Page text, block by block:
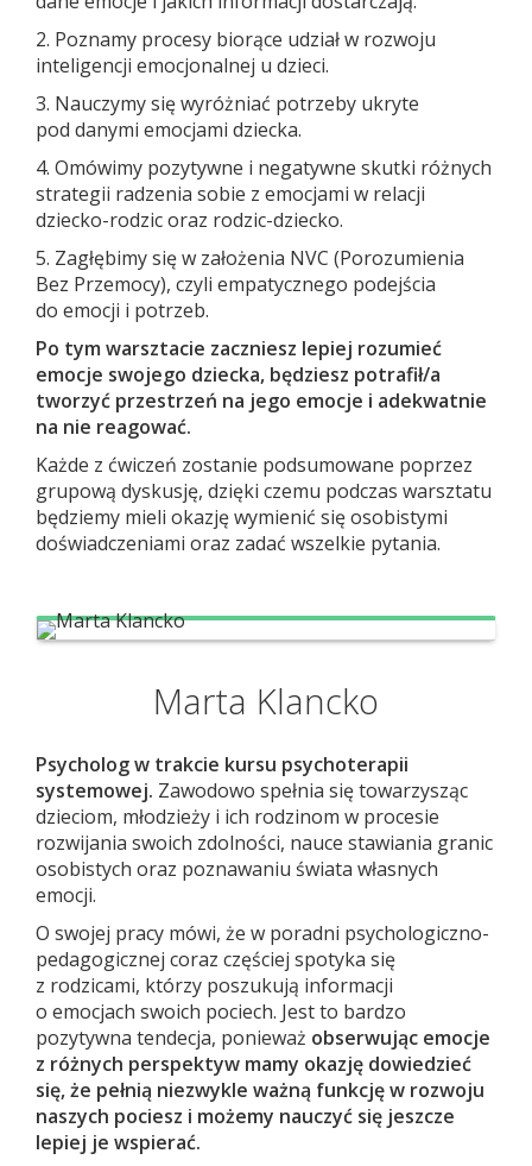
2. Poznamy procesy biorące udział w rozwoju
inteligencji emocjonalnej u dzieci.
3. Nauczymy się wyróżniać potrzeby ukryte
pod danymi emocjami dziecka.
4. Omówimy pozytywne i negatywne skutki różnych
strategii radzenia sobie z emocjami w relacji
dziecko-rodzic oraz rodzic-dziecko.
5. Zagłębimy się w założenia NVC (Porozumienia
Bez Przemocy), czyli empatycznego podejścia
do emocji i potrzeb.
Po tym warsztacie zaczniesz lepiej rozumieć
emocje swojego dziecka, będziesz potrafił/a
tworzyć przestrzeń na jego emocje i adekwatnie
na nie reagować.
Każde z ćwiczeń zostanie podsumowane poprzez
grupową dyskusję, dzięki czemu podczas warsztatu
będziemy mieli okazję wymienić się osobistymi
doświadczeniami oraz zadać wszelkie pytania.
Marta Klancko
Psycholog w trakcie kursu psychoterapii
systemowej. Zawodowo spełnia się towarzysząc
dzieciom, młodzieży i ich rodzinom w procesie
rozwijania swoich zdolności, nauce stawiania granic
osobistych oraz poznawaniu świata własnych
emocji.
O swojej pracy mówi, że w poradni psychologiczno-
pedagogicznej coraz częściej spotyka się
z rodzicami, którzy poszukują informacji
o emocjach swoich pociech. Jest to bardzo
pozytywna tendecja, ponieważ obserwując emocje
z różnych perspektyw mamy okazję dowiedzieć
się, że pełnią niezwykle ważną funkcję w rozwoju
naszych pociesz i możemy nauczyć się jeszcze
lepiej je wspierać.